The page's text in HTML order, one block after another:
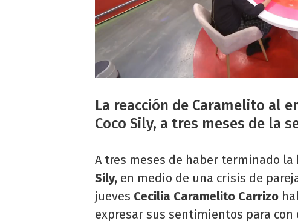
La reacción de Caramelito al
Coco Sily, a tres meses de la
A tres meses de haber terminado
Sily, en medio de una crisis de
jueves Cecilia Caramelito Carrizo
expresar sus sentimientos para